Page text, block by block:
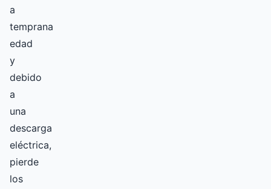
a
temprana
edad
y
debido
a
una
descarga
eléctrica,
pierde
los